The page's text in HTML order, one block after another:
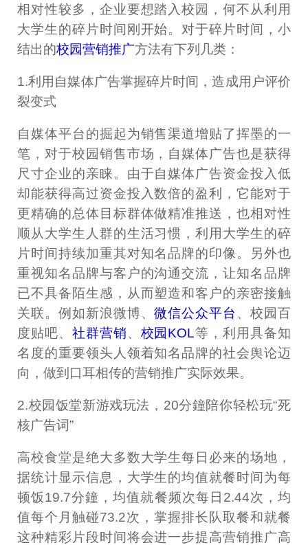
相对性较多，企业要想踏入校园，何不从利用
大学生的碎片时间刚开始。对于碎片时间，小
结出的校园营销推广方法有下列几类：
1.利用自媒体广告掌握碎片时间，造成用户评价
裂变式
自媒体平台的掘起为销售渠道增贴了挥墨的一
笔，对于校园销售市场，自媒体广告也是获得
尺寸企业的亲睐。由于自媒体广告资金投入低
却能获得高过资金投入数倍的盈利，它能对于
更精确的总体目标群体做精准推送，也相对性
顺从大学生人群的生活习惯，利用大学生的碎
片时间持续加重其对知名品牌的印像。另外也
重视知名品牌与客户的沟通交流，让知名品牌
已不具备陌生感，从而塑造和客户的亲密接触
关联。例如新浪微博、微信公众平台 、校园百
度贴吧、 社群营销、 校园KOL等，利用具备知
名度的重要领头人领着知名品牌的社会舆论迈
向，做到口耳相传的营销推广实际效果。
2.校园饭堂新游戏玩法，20分鐘陪你轻松玩“死
核广告词”
高校食堂是绝大多数大学生每日必来的场地，
据统计显示信息，大学生的均值就餐时间为每
顿饭19.7分鐘，均值就餐频次每日2.44次，均
值每个月触碰73.2次，掌握排长队取餐和就餐
这种精彩片段时间将会进一步提高营销推广高